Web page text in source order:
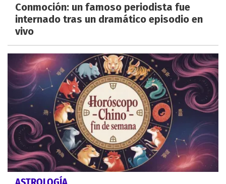
Conmoción: un famoso periodista fue
internado tras un dramático episodio en
vivo